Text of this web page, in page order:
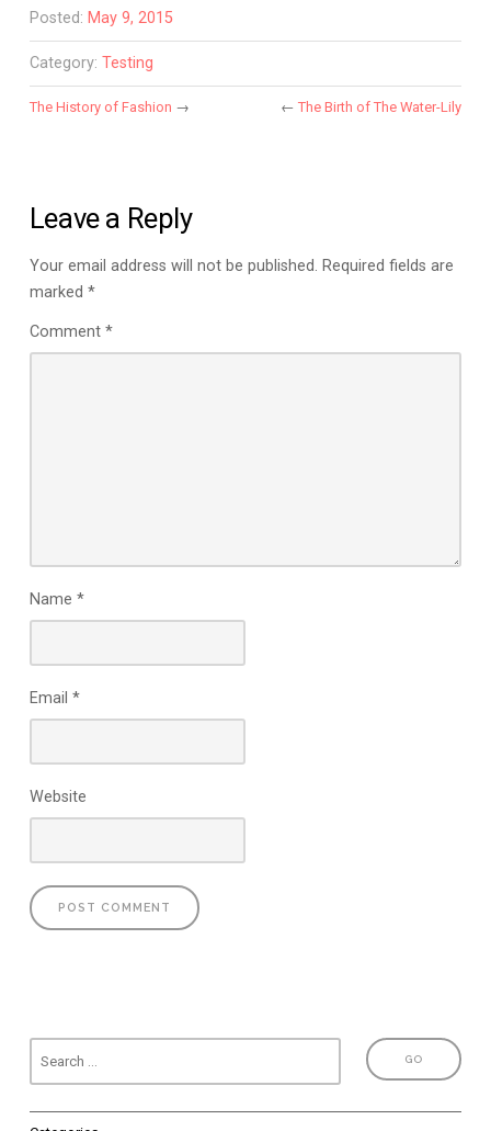
Posted: May 9, 2015
Category: Testing
←The Birth of The Water-Lily
The History of Fashion →
Leave a Reply
Your email address will not be published. Required fields are
marked *
Comment *
Name *
Email *
Website